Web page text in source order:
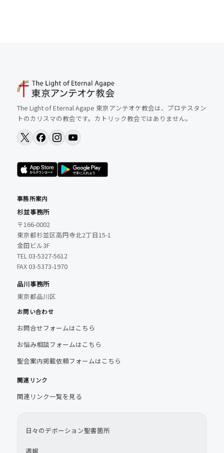
The Light of Eternal Agape 東京アンテオケ教会は、プロテスタン
トのカリスマの教会です。カトリック教会ではありません。
事務所案内
杉並事務所
〒166-0002
東京都杉並区高円寺北2丁目15-1
金田ビル3F
TEL 03-5327-5612
FAX 03-5373-1970
品川事務所
東京都品川区
お問い合わせ
お問合せフォームはこちら
お悩み相談フォームはこちら
聖会案内掲載依頼フォームはこちら
関連リンク
関連リンク一覧を見る
日々のデボーション聖書箇所
週報